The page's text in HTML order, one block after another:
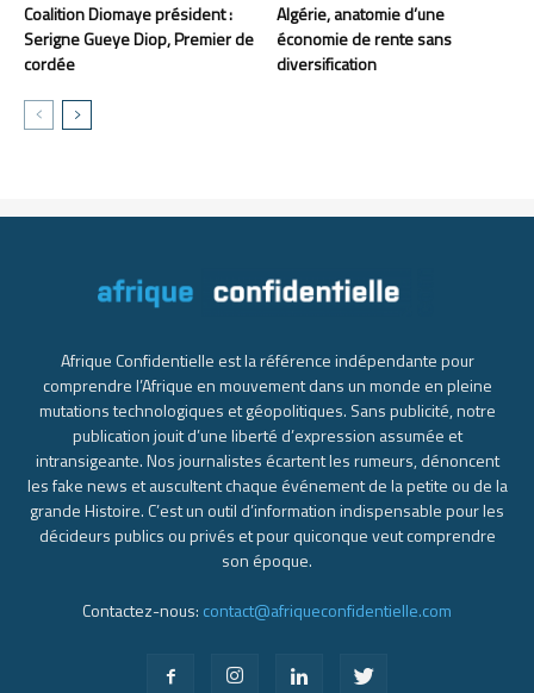
Coalition Diomaye président :
Serigne Gueye Diop, Premier de
cordée
Algérie, anatomie d’une
économie de rente sans
diversification
Afrique Confidentielle est la référence indépendante pour
comprendre l’Afrique en mouvement dans un monde en pleine
mutations technologiques et géopolitiques. Sans publicité, notre
publication jouit d’une liberté d’expression assumée et
intransigeante. Nos journalistes écartent les rumeurs, dénoncent
les fake news et auscultent chaque événement de la petite ou de la
grande Histoire. C’est un outil d’information indispensable pour les
décideurs publics ou privés et pour quiconque veut comprendre
son époque.
Contactez-nous: contact@afriqueconfidentielle.com